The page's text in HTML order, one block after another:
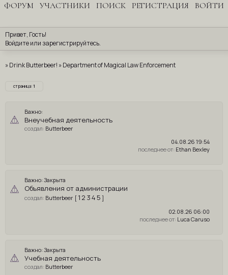
ФОРУМ УЧАСТНИКИ ПОИСК РЕГИСТРАЦИЯ ВОЙТИ
Привет, Гость!
Войдите или зарегистрируйтесь.
»Drink Butterbeer! »Department of Magical Law Enforcement
страница: 1
Важно:
Внеучебная деятельность
Butterbeer
04.08.26 19:54
Ethan Bexley
Важно: Закрыта
Объявления от администрации
Butterbeer [ 1 2 345 ]
02.08.26 06:00
Luca Caruso
Важно: Закрыта
Учебная деятельность
Butterbeer